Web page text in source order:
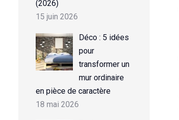
(2026)
15 juin 2026
Déco : 5 idées
pour
transformer un
mur ordinaire
en pièce de caractère
18 mai 2026